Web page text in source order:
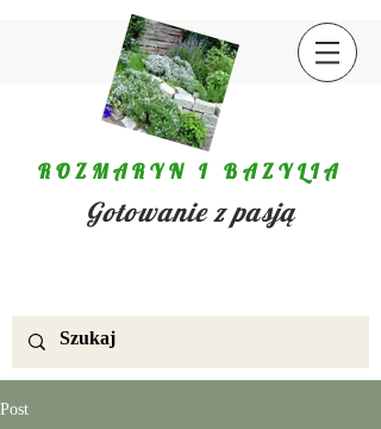
ROZMARYN I BAZYLIA
Gotowanie z pasją
Post